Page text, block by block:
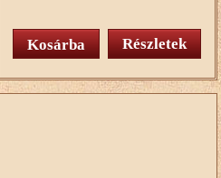
Részletek